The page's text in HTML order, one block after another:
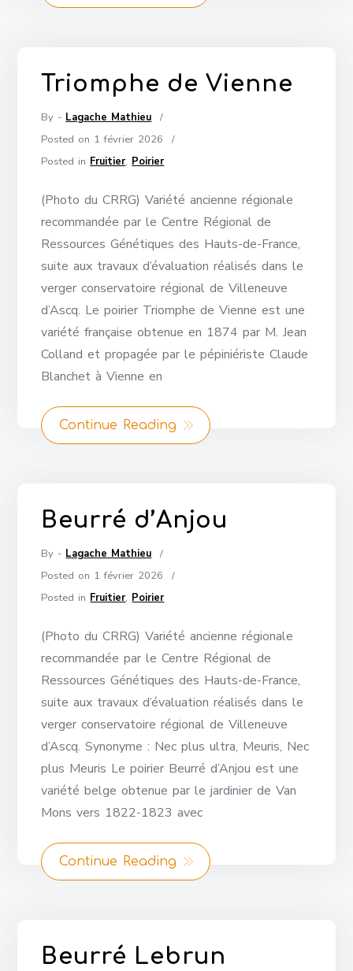
Triomphe de Vienne
By - Lagache Mathieu
Posted on 1 février 2026
Posted in Fruitier, Poirier
(Photo du CRRG) Variété ancienne régionale
recommandée par le Centre Régional de
Ressources Génétiques des Hauts-de-France,
suite aux travaux d’évaluation réalisés dans le
verger conservatoire régional de Villeneuve
d’Ascq. Le poirier Triomphe de Vienne est une
variété française obtenue en 1874 par M. Jean
Colland et propagée par le pépiniériste Claude
Blanchet à Vienne en
Continue Reading
Beurré d’Anjou
By - Lagache Mathieu
Posted on 1 février 2026
Posted in Fruitier, Poirier
(Photo du CRRG) Variété ancienne régionale
recommandée par le Centre Régional de
Ressources Génétiques des Hauts-de-France,
suite aux travaux d’évaluation réalisés dans le
verger conservatoire régional de Villeneuve
d’Ascq. Synonyme : Nec plus ultra, Meuris, Nec
plus Meuris Le poirier Beurré d’Anjou est une
variété belge obtenue par le jardinier de Van
Mons vers 1822-1823 avec
Continue Reading
Beurré Lebrun